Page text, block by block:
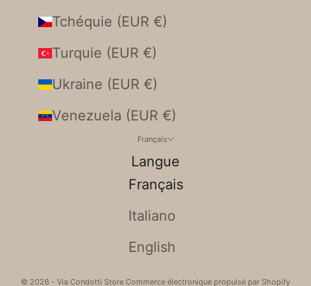
Tchéquie (EUR €)
Turquie (EUR €)
Ukraine (EUR €)
Venezuela (EUR €)
Français
Langue
Français
Italiano
English
© 2026 - Via Condotti Store Commerce électronique propulsé par Shopify